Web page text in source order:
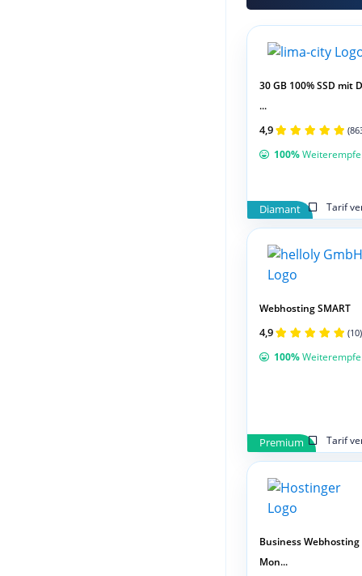
Diamant Tarif
30 GB 100% SSD mit
...
4,9
100%
Premium Tarif
Webhosting SMART
4,9 (10)
100%
Business Webhosting
Mon...